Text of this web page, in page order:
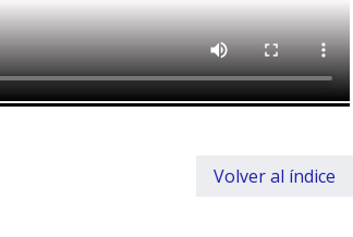
Volver al índice